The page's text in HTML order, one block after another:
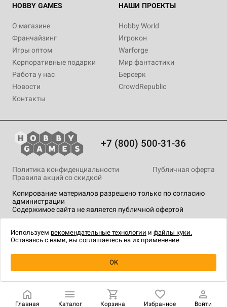
Уведомить о наличии
HOBBY GAMES
О магазине
Франчайзинг
Игры оптом
Корпоративные подарки
Работа у нас
Новости
Контакты
НАШИ ПРОЕКТЫ
Hobby World
Игрокон
Warforge
Мир фантастики
Берсерк
CrowdRepublic
+7 (800) 500-31-36
Копирование материалов разрешено только по согласию
администрации
Содержимое сайта не является публичной офертой
Политика конфиденциальности
Публичная оферта
Правила акций со скидкой
технологии.
Главная Каталог Корзина Избранное Войти
Используем рекомендательные технологии и файлы куки.
Оставаясь с нами, вы соглашаетесь на их применение
OK